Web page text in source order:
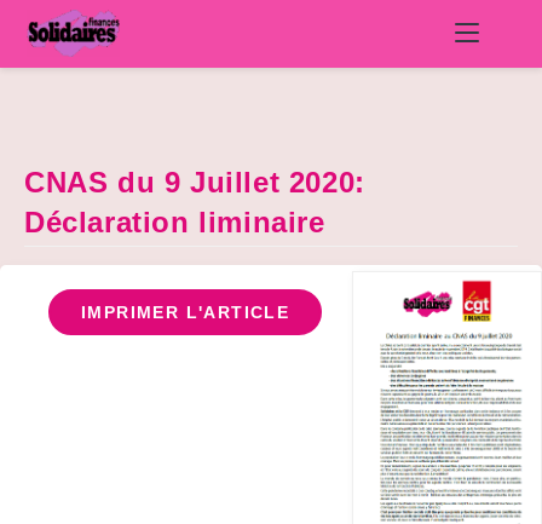
CNAS du 9 Juillet 2020:
Déclaration liminaire
IMPRIMER L'ARTICLE